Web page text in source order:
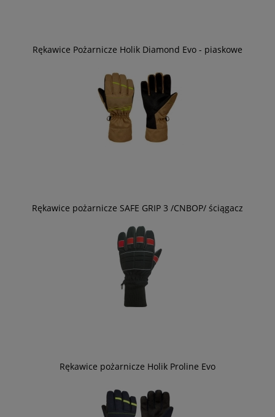
Rękawice Pożarnicze Holik Diamond Evo - piaskowe
Rękawice pożarnicze SAFE GRIP 3 /CNBOP/ ściągacz
Rękawice pożarnicze Holik Proline Evo